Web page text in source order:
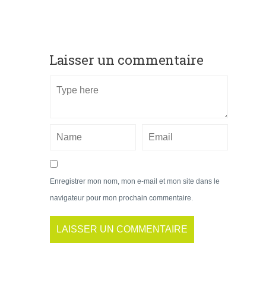
Laisser un commentaire
Enregistrer mon nom, mon e-mail et mon site dans le
navigateur pour mon prochain commentaire.